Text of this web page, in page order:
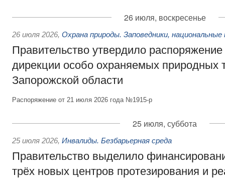
26 июля, воскресенье
26 июля 2026, Охрана природы. Заповедники, национальные
Правительство утвердило
дирекции особо охраняемых природных
Запорожской области
Распоряжение от 21 июля 2026 года №1915-р
25 июля, суббота
25 июля 2026, Инвалиды. Безбарьерная среда
Правительство выделило
трёх новых центров протезирования и